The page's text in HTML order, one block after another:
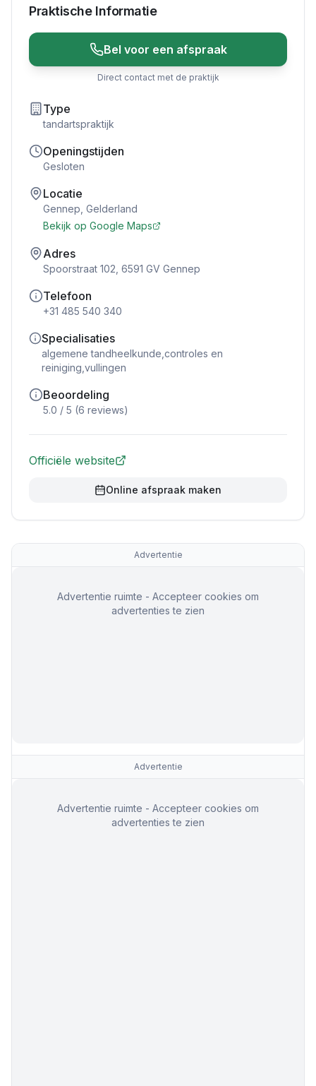
Praktische Informatie
Bel voor een afspraak
Direct contact met de praktijk
Type
tandartspraktijk
Openingstijden
Gesloten
Locatie
Gennep Gelderland
Bekijk op Google Maps
Adres
Spoorstraat 102, 6591 GV Gennep
Telefoon
+31 485 540 340
Specialisaties
algemene tandheelkunde,controles en
reiniging,vullingen
Beoordeling
5.0 / 5 (6 reviews)
Officiële website
Online afspraak maken
Advertentie
Advertentie ruimte - Accepteer cookies om
advertenties te zien
Advertentie
Advertentie ruimte - Accepteer cookies om
advertenties te zien